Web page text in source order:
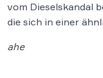
vom Dieselskandal
die sich in einer
ahe